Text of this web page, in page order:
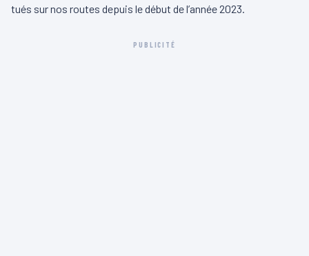
tués sur nos routes depuis le début de l’année 2023.
PUBLICITÉ